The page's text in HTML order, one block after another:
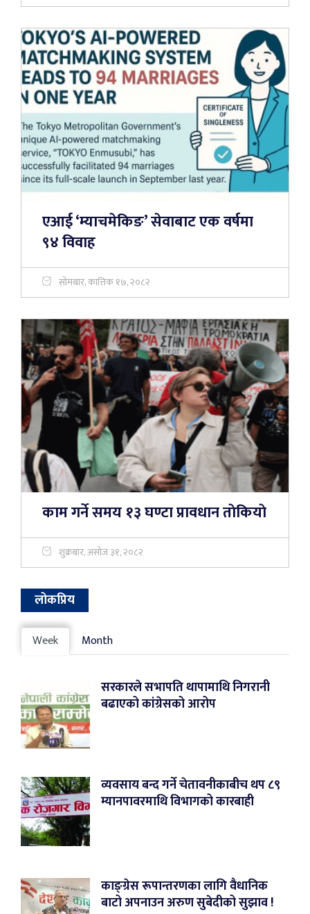
एआई ‘म्याचमेकिङ’ सेवाबाट एक वर्षमा
९४ विवाह
सोमबार, कात्तिक १७, २०८२
काम गर्ने समय १३ घण्टा प्रावधान ताेकियाे
शुक्रबार, असोज ३१, २०८२
लोकप्रिय
Week Month
सरकारले सभापति थापामाथि निगरानी
बढाएको कांग्रेसको आरोप
व्यवसाय बन्द गर्ने चेतावनीकाबीच थप ८९
म्यानपावरमाथि विभागको कारबाही
काङ्ग्रेस रूपान्तरणका लागि वैधानिक
बाटो अपनाउन अरुण सुबेदीको सुझाव !